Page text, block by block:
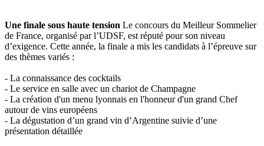
Une finale sous haute tension Le concours du Meilleur Sommelier
de France, organisé par l’UDSF, est réputé pour son niveau
d’exigence. Cette année, la finale a mis les candidats à l’épreuve sur
des thèmes variés :
- La connaissance des cocktails
- Le service en salle avec un chariot de Champagne
- La création d'un menu lyonnais en l'honneur d'un grand Chef
autour de vins européens
- La dégustation d’un grand vin d’Argentine suivie d’une
présentation détaillée